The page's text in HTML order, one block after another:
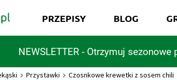
NEWSLETTER - Otrzymuj
PRZEPISY BLOG
Przystawki Czosnkowe krewetki z sosem chili